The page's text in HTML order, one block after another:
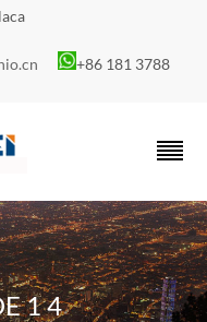
+86 181 3788
1 4